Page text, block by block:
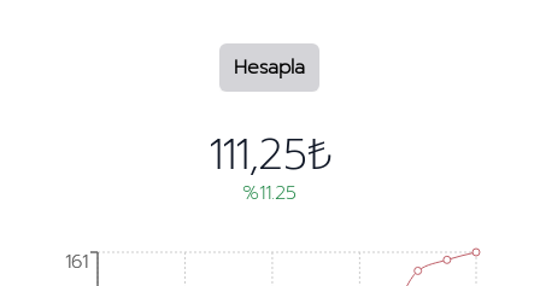
Hesapla
111,25₺
%11.25
161
161